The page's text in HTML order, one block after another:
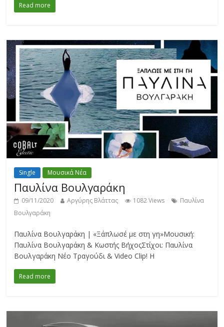
Read more
Single Μουσικά Νέα
Παυλίνα Βουλγαράκη
09/11/2020 Αργύρης Βλάττας 1082 Views
Παυλίνα
Βουλγαράκη
Παυλίνα Βουλγαράκη | «Ξάπλωσέ με στη γη»Μουσική:
Παυλίνα Βουλγαράκη & Κωστής ΒήχοςΣτίχοι: Παυλίνα
Βουλγαράκη Νέο Τραγούδι & Video Clip! Η
Read more